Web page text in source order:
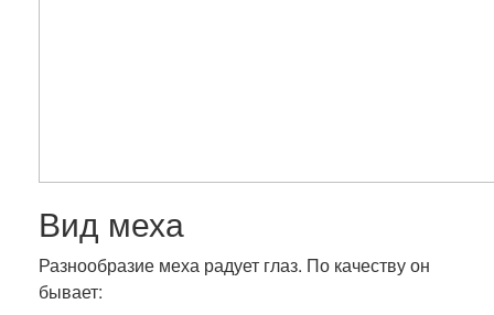
Вид меха
Разнообразие меха радует глаз. По качеству он
бывает: